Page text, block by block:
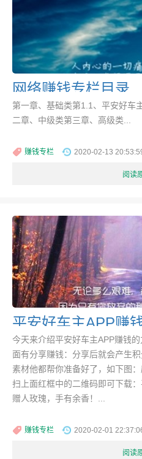
网络赚钱专栏目录
第一章、基础类第1.1、平安好车
二章、中级类第三章、高级类...
赚钱专栏 2020-02-13
阅读
平安好车主APP赚
今天来介绍平安好车主APP赚钱
面有分享赚钱：分享后就会产生
素材他都帮你准备好了，如下图
扫上面红框中的二维码即可下载
赠人玫瑰，手有余香！...
赚钱专栏 2020-02-01
阅读